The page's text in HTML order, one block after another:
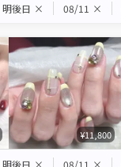
明後日 × 08/11 ×
¥11,800